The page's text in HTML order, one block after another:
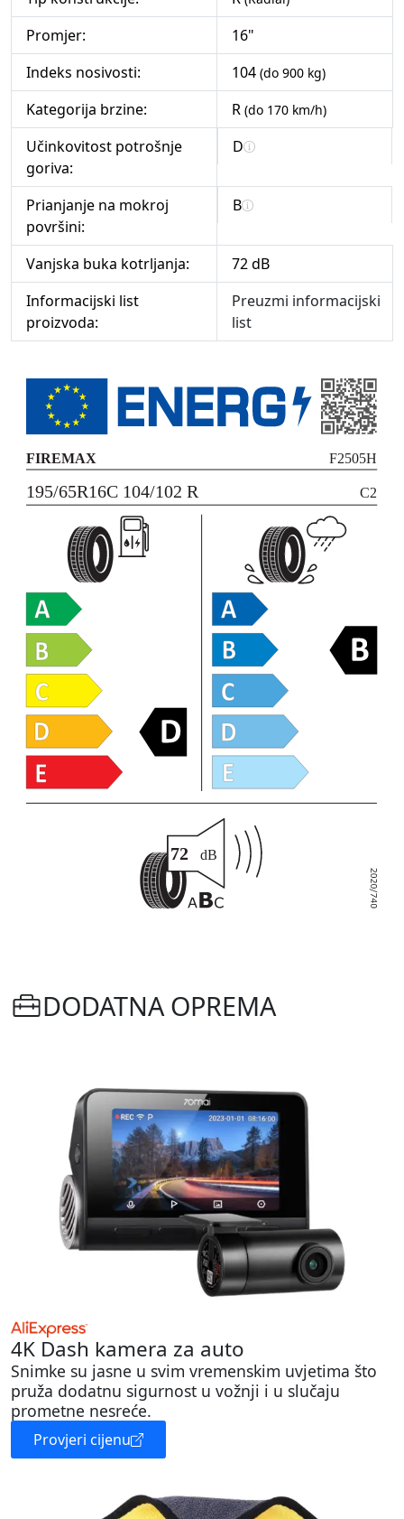
Promjer:
16"
Indeks nosivosti:
104 (do 900 kg)
Kategorija brzine: R (do 170 km/h)
Učinkovitost potrošnje
goriva:
D
Prianjanje na mokroj
površini:
B
Vanjska buka kotrljanja:
72 dB
Informacijski list
proizvoda:
Preuzmi informacijski
list
DODATNA OPREMA
4K Dash kamera za auto
Snimke su jasne u svim vremenskim uvjetima što
pruža dodatnu sigurnost u vožnji i u slučaju
prometne nesreće.
Provjeri cijenu